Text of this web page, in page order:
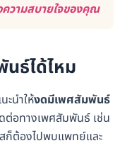
วามสบายใจของคุณ
ธ์ได้ไหม
นำให้งดมีเพศสัมพันธ์
ต่อทางเพศสัมพันธ์ เช่น
ก็ต้องไปพบแพทย์และ